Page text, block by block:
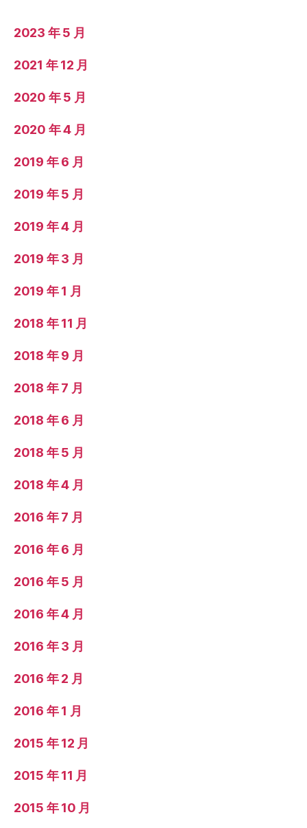
2023 年 5 月
2021 年 12 月
2020 年 5 月
2020 年 4 月
2019 年 6 月
2019 年 5 月
2019 年 4 月
2019 年 3 月
2019 年 1 月
2018 年 11 月
2018 年 9 月
2018 年 7 月
2018 年 6 月
2018 年 5 月
2018 年 4 月
2016 年 7 月
2016 年 6 月
2016 年 5 月
2016 年 4 月
2016 年 3 月
2016 年 2 月
2016 年 1 月
2015 年 12 月
2015 年 11 月
2015 年 10 月